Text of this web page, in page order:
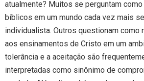
atualmente? Muitos se perguntam
bíblicos em um mundo cada vez mais
individualista. Outros questionam como
aos ensinamentos de Cristo em um
tolerância e a aceitação são
interpretadas como sinônimo de